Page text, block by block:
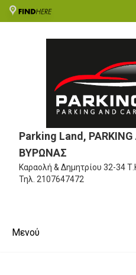
Parking Land,
ΒΥΡΩΝΑΣ
Καραολή & Δημητρίου 32-34
Τηλ. 2107647472
Μενού